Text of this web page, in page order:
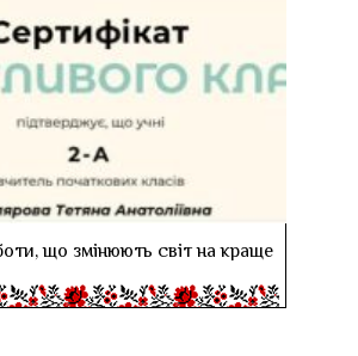
що змінюють світ на краще